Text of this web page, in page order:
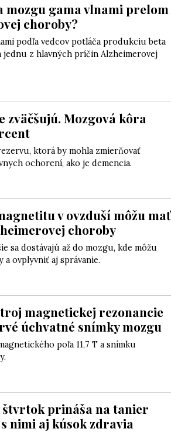
mozgu gama vlnami prelom
choroby?
podľa vedcov potláča produkciu beta
jednu z hlavných príčin Alzheimerovej
zväčšujú. Mozgová kôra
ktorá by mohla zmierňovať
ochorení, ako je demencia.
v ovzduší môžu mať
choroby
sa dostávajú až do mozgu, kde môžu
a ovplyvniť aj správanie.
magnetickej rezonancie
úchvatné snímky mozgu
poľa 11,7 T a snímku
štvrtok prináša na tanier
nimi aj kúsok zdravia